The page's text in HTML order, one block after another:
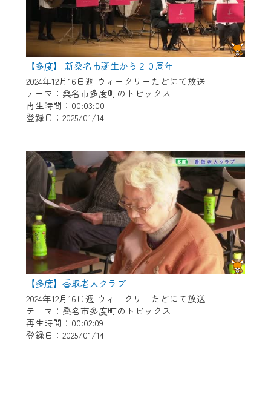
【多度】 新桑名市誕生から２０周年
2024年12月16日週 ウィークリーたどにて放送
テーマ：桑名市多度町のトピックス
再生時間：00:03:00
登録日：2025/01/14
【多度】香取老人クラブ
2024年12月16日週 ウィークリーたどにて放送
テーマ：桑名市多度町のトピックス
再生時間：00:02:09
登録日：2025/01/14